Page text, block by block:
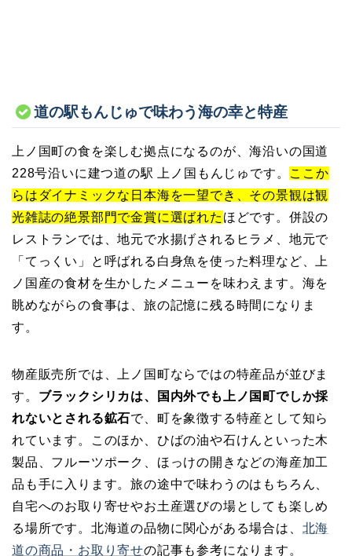
道の駅もんじゅで味わう海の幸と特産
上ノ国町の食を楽しむ拠点になるのが、海沿いの国道
228号沿いに建つ道の駅 上ノ国もんじゅです。 ここか
らはダイナミックな日本海を一望でき、その景観は観
光雑誌の絶景部門で金賞に選ばれた ほどです。併設の
レストランでは、地元で水揚げされるヒラメ、地元で
「てっくい」と呼ばれる白身魚を使った料理など、上
ノ国産の食材を生かしたメニューを味わえます。海を
眺めながらの食事は、旅の記憶に残る時間になりま
す。
物産販売所では、上ノ国町ならではの特産品が並びま
す。 ブラックシリカは、国内外でも上ノ国町でしか採
れないとされる鉱石で、町を象徴する特産として知ら
れています。このほか、ひばの油や石けんといった木
製品、フルーツポーク、ほっけの開きなどの海産加工
品も手に入ります。旅の途中で味わうのはもちろん、
自宅へのお取り寄せやお土産選びの場としても楽しめ
る場所です。北海道の品物に関心がある場合は、 北海
道の商品・お取り寄せの記事も参考になります。